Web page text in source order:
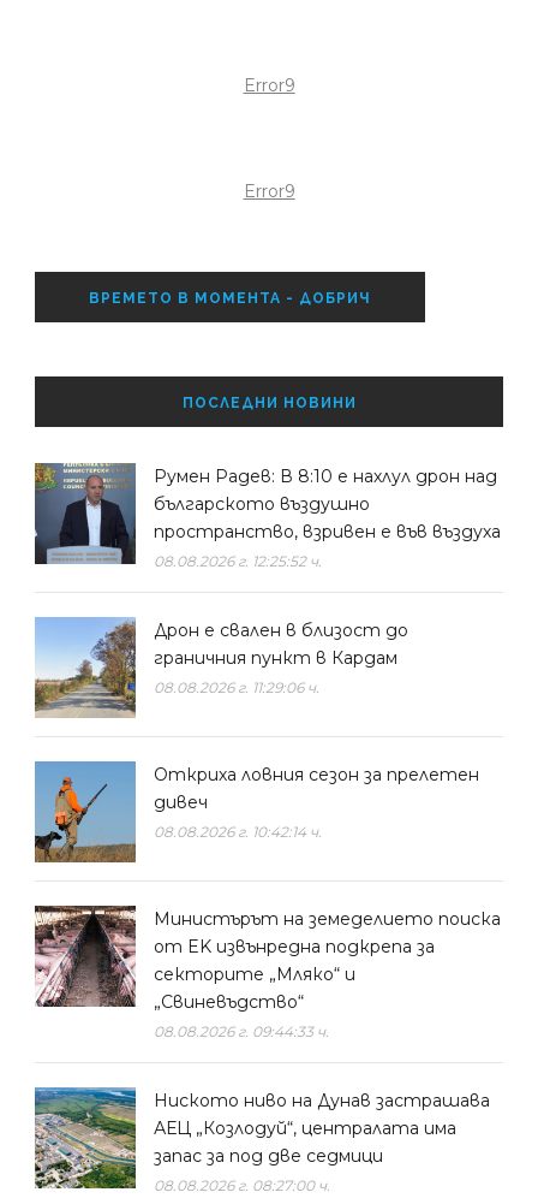
Error9
Error9
ВРЕМЕТО В МОМЕНТА - ДОБРИЧ
ПОСЛЕДНИ НОВИНИ
Румен Радев: В 8:10 е нахлул дрон над
българското въздушно
пространство, взривен е във въздуха
08.08.2026 г. 12:25:52 ч.
Дрон е свален в близост до
граничния пункт в Кардам
08.08.2026 г. 11:29:06 ч.
Откриха ловния сезон за прелетен
дивеч
08.08.2026 г. 10:42:14 ч.
Министърът на земеделието поиска
от EK извънредна подкрепа за
секторите „Мляко“ и
„Свиневъдство“
08.08.2026 г. 09:44:33 ч.
Ниското ниво на Дунав застрашава
АЕЦ „Козлодуй“, централата има
запас за под две седмици
08.08.2026 г. 08:27:00 ч.